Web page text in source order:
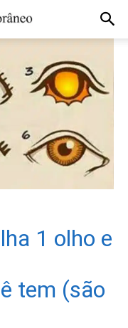
1 olho e
tem (são